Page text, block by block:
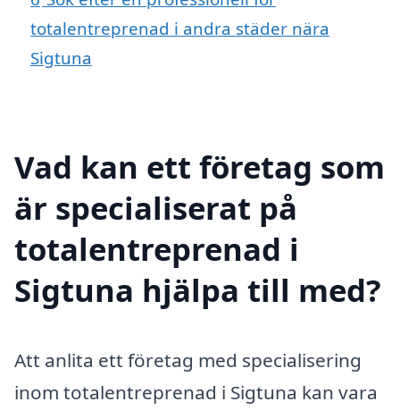
totalentreprenad i andra städer nära
Sigtuna
Vad kan ett företag som
är specialiserat på
totalentreprenad i
Sigtuna hjälpa till med?
Att anlita ett företag med specialisering
inom totalentreprenad i Sigtuna kan vara